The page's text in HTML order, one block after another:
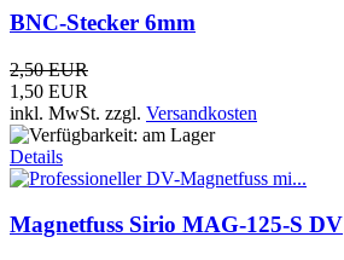
BNC-Stecker 6mm
2,50 EUR
1,50 EUR
inkl. MwSt. zzgl. Versandkosten
Details
Magnetfuss Sirio MAG-125-S DV